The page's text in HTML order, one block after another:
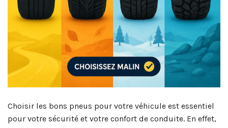
Choisir les bons pneus pour votre véhicule est essentiel
pour votre sécurité et votre confort de conduite. En effet,